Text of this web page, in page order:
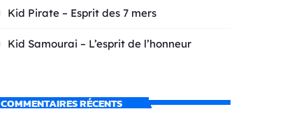
Kid Pirate – Esprit des 7 mers
Kid Samourai – L’esprit de l’honneur
COMMENTAIRES RÉCENTS